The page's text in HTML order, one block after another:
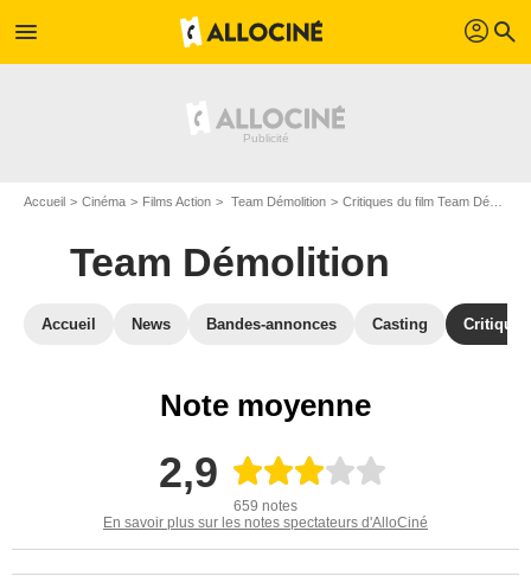
menu profil search
Accueil Cinéma Films Action Team Démolition Critiques du film Team Démolition
Team Démolition
Accueil News Bandes-annonces Casting
Note moyenne
2,9
659 notes
En savoir plus sur les notes spectateurs d'AlloCiné